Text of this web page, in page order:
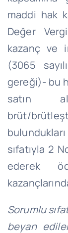
maddi hak
Değer
kazanç ve
(3065
gereği)- bu
satın
brüt/
sıfatıyla 2
ederek
Sorumlu
beyan